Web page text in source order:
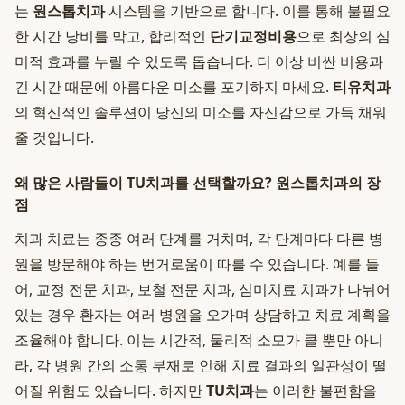
는 원스톱치과시스템을 기반으로 합니다. 이를 통해 불필요
한 시간 낭비를 막고, 합리적인 단기교정비용으로 최상의 심
미적 효과를 누릴 수 있도록 돕습니다. 더 이상 비싼 비용과
긴 시간 때문에 아름다운 미소를 포기하지 마세요. 티유치과
의 혁신적인 솔루션이 당신의 미소를 자신감으로 가득 채워
줄 것입니다.
왜 많은 사람들이 TU치과를 선택할까요? 원스톱치과의 장
점
치과 치료는 종종 여러 단계를 거치며, 각 단계마다 다른 병
원을 방문해야 하는 번거로움이 따를 수 있습니다. 예를 들
어, 교정 전문 치과, 보철 전문 치과, 심미치료 치과가 나뉘어
있는 경우 환자는 여러 병원을 오가며 상담하고 치료 계획을
조율해야 합니다. 이는 시간적, 물리적 소모가 클 뿐만 아니
라, 각 병원 간의 소통 부재로 인해 치료 결과의 일관성이 떨
어질 위험도 있습니다. 하지만TU치과는 이러한 불편함을